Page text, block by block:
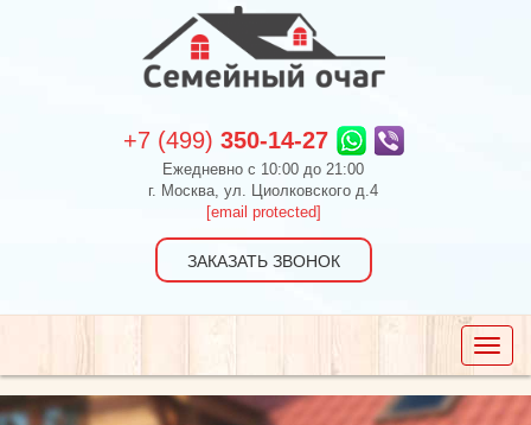
+7 (499) 350-14-27
Ежедневно c 10:00 до 21:00
г. Москва, ул. Циолковского д.4
[email protected]
ЗАКАЗАТЬ ЗВОНОК
Toggle